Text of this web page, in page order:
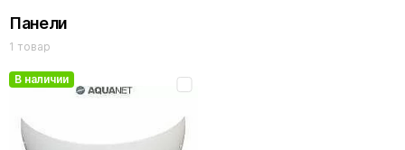
Панели
1 товар
В наличии